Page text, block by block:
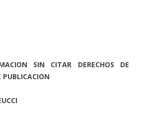
SIN CITAR DERECHOS DE
PUBLICACION